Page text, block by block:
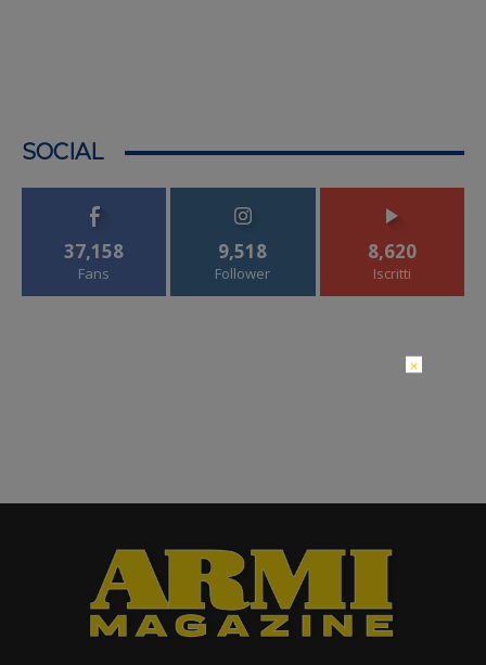
SOCIAL
37,158
Fans
9,518
Follower
8,620
Iscritti
×